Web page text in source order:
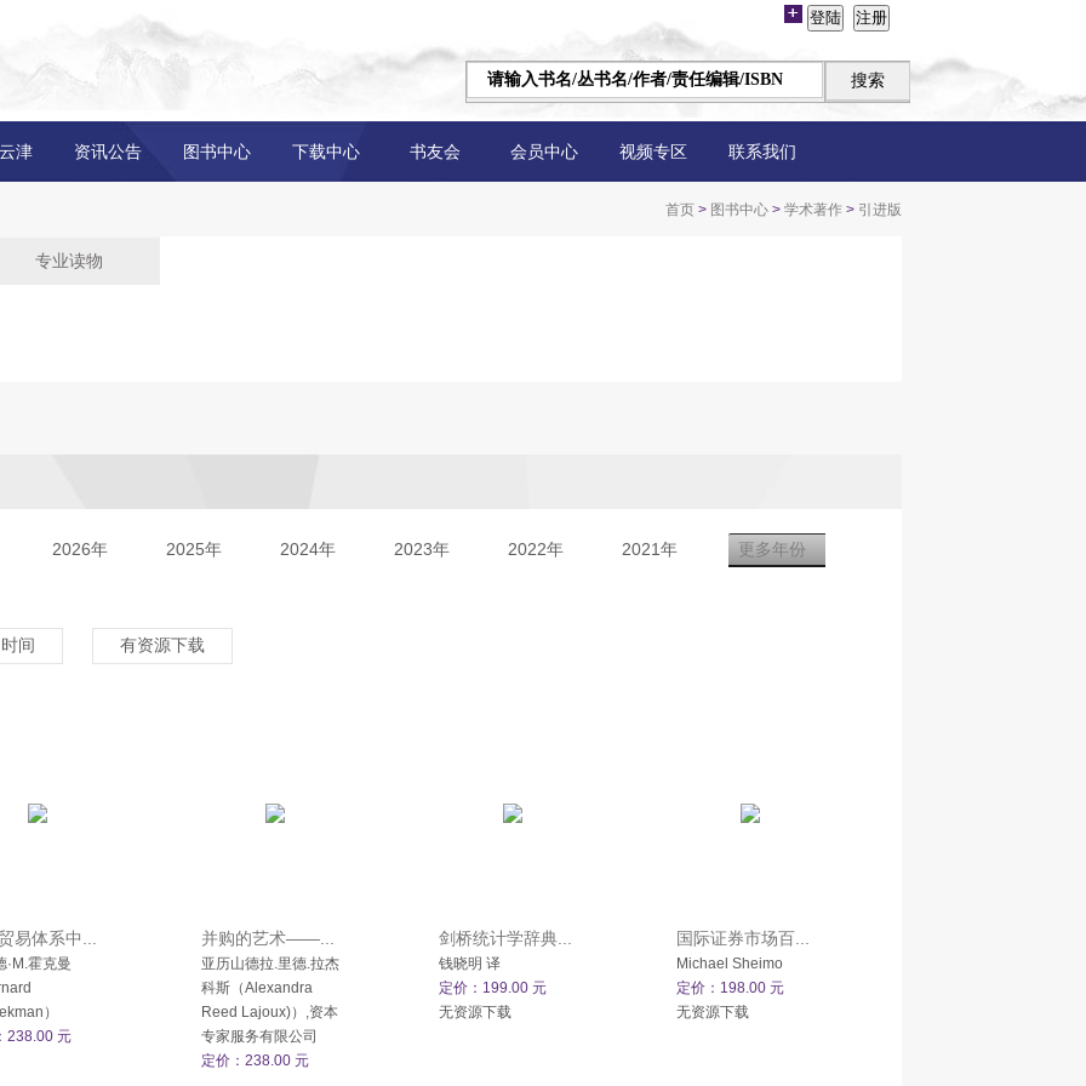
津 资讯公告 图书中心 下载中心 书友会 会员中心 视频专区 联系我们
首页 > 图书中心 > 学术著作 > 引进版
专业读物
2026年 2025年 2024年 2023年 2022年 2021年 更多年份
间 有资源下载
易体系中...
·M.霍克曼
）
238.00 元
并购的艺术——...
亚历山德拉.里德.拉杰
科斯（Alexandra
Reed Lajoux)）,资本
专家服务有限公司
定价：238.00 元
剑桥统计学辞典...
钱晓明 译
定价：199.00 元
无资源下载
国际证券市场百...
Michael Sheimo
定价：198.00 元
无资源下载